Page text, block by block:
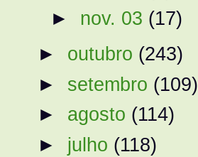
► nov. 03 (17)
► outubro (243)
► setembro (109)
► agosto (114)
► julho (118)